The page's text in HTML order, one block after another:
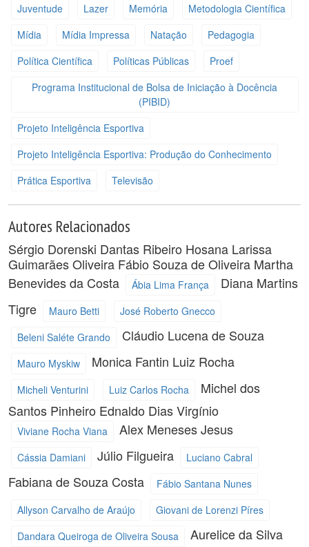
Juventude
Lazer Memória
Metodologia Científica
Mídia
Mídia Impressa Natação
Pedagogia
Política Científica
Políticas Públicas
Proef
Programa Institucional de Bolsa de Iniciação à Docência
(PIBID)
Projeto Inteligência Esportiva
Projeto Inteligência Esportiva: Produção do Conhecimento
Prática Esportiva
Televisão
Autores Relacionados
Sérgio Dorenski Dantas Ribeiro Hosana Larissa
Guimarães Oliveira Fábio Souza de Oliveira Martha
Benevides da Costa
Ábia Lima França
Diana Martins
Tigre
Mauro Betti
José Roberto Gnecco
Beleni Saléte Grando
Cláudio Lucena de Souza
Mauro Myskiw Monica Fantin Luiz Rocha
Micheli Venturini Luiz Carlos Rocha
Michel dos
Santos Pinheiro Ednaldo Dias Virgínio
Viviane Rocha Viana Alex Meneses Jesus
Cássia Damiani Júlio Filgueira Luciano Cabral
Fabiana de Souza Costa
Fábio Santana Nunes
Allyson Carvalho de Araújo
Giovani de Lorenzi Píres
Dandara Queiroga de Oliveira Sousa
Aurelice da Silva